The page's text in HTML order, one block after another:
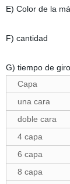
E) Color de la
F) cantidad
G) tiempo de
Capa
una cara
doble cara
4 capa
6 capa
8 capa